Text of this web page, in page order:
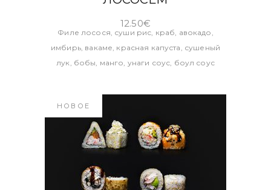
12.50€
Филе лосося, суши рис, краб, авокадо,
имбирь, вакаме, красная капуста, сушеный
лук, бобы, манго, унаги соус, боул соус
НОВОЕ